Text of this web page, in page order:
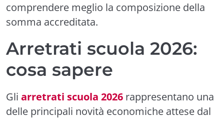
comprendere meglio la composizione della
somma accreditata.
Arretrati scuola 2026:
cosa sapere
Gli arretrati scuola 2026 rappresentano una
delle principali novità economiche attese dal